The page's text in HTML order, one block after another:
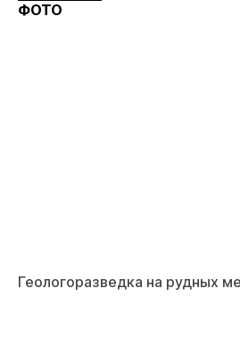
ФОТО
Геологоразведка на рудных